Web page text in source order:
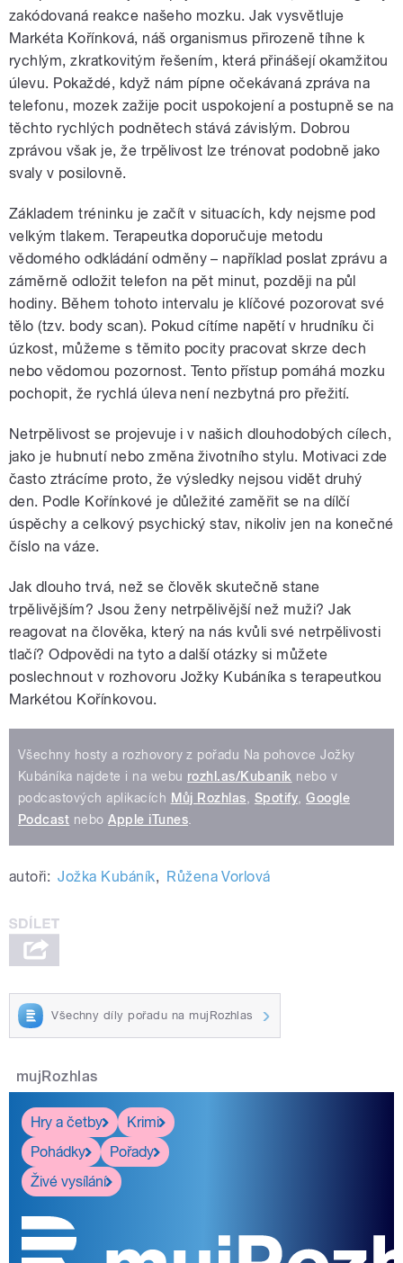
zakódovaná reakce našeho mozku. Jak vysvětluje
Markéta Kořínková, náš organismus přirozeně tíhne k
rychlým, zkratkovitým řešením, která přinášejí okamžitou
úlevu. Pokaždé, když nám pípne očekávaná zpráva na
telefonu, mozek zažije pocit uspokojení a postupně se na
těchto rychlých podnětech stává závislým. Dobrou
zprávou však je, že trpělivost lze trénovat podobně jako
svaly v posilovně.
Základem tréninku je začít v situacích, kdy nejsme pod
velkým tlakem. Terapeutka doporučuje metodu
vědomého odkládání odměny – například poslat zprávu a
záměrně odložit telefon na pět minut, později na půl
hodiny. Během tohoto intervalu je klíčové pozorovat své
tělo (tzv. body scan). Pokud cítíme napětí v hrudníku či
úzkost, můžeme s těmito pocity pracovat skrze dech
nebo vědomou pozornost. Tento přístup pomáhá mozku
pochopit, že rychlá úleva není nezbytná pro přežití.
Netrpělivost se projevuje i v našich dlouhodobých cílech,
jako je hubnutí nebo změna životního stylu. Motivaci zde
často ztrácíme proto, že výsledky nejsou vidět druhý
den. Podle Kořínkové je důležité zaměřit se na dílčí
úspěchy a celkový psychický stav, nikoliv jen na konečné
číslo na váze.
Jak dlouho trvá, než se člověk skutečně stane
trpělivějším? Jsou ženy netrpělivější než muži? Jak
reagovat na člověka, který na nás kvůli své netrpělivosti
tlačí? Odpovědi na tyto a další otázky si můžete
poslechnout v rozhovoru Jožky Kubáníka s terapeutkou
Markétou Kořínkovou.
Všechny hosty a rozhovory z pořadu Na pohovce Jožky
Kubáníka najdete i na webu rozhl.as/Kubanik nebo v
podcastových aplikacích Můj Rozhlas, Spotify,Google
Podcast neboApple iTunes.
autoři: Jožka Kubáník, Růžena Vorlová
Všechny díly pořadu na mujRozhlas
mujRozhlas
Hry a četby
Krimi
Pohádky
Pořady
Živé vysílání